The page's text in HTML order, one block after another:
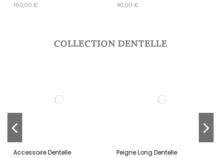
160,00 € 40,00 €
Barrette Mantille
70,00 €
Peigne court Mantille
70,00 €
COLLECTION DENTELLE
Accessoire Dentelle Peigne Long Dentelle